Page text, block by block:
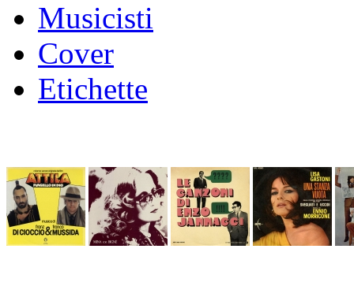
Musicisti
Cover
Etichette